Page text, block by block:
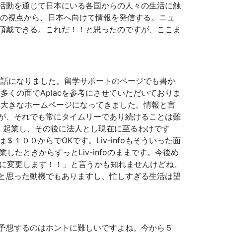
動を通じて日本にいる各国からの人々の生活に触
視点から、日本へ向けて情報を発信する。ニュ
できる。これだ！！と思ったのですが、ここま
になりました。留学サポートのページでも書か
くの面でAplacを参考にさせていただいておりま
きなホームページになってきました。情報と言
、それでも常にタイムリーであり続けることは難
業し、その後に法人とし現在に至るわけです
＄１００からでOKです。Liv-infoもそういった面
したときからずっとLiv-infoのままです。今後め
更します！！」と言うかも知れませんけどね。
った動機でもありますし、忙しすぎる生活は望
するのはホントに難しいですよね。今から５